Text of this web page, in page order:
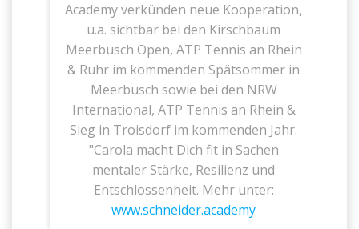
Academy verkünden neue Kooperation,
u.a. sichtbar bei den Kirschbaum
Meerbusch Open, ATP Tennis an Rhein
& Ruhr im kommenden Spätsommer in
Meerbusch sowie bei den NRW
International, ATP Tennis an Rhein &
Sieg in Troisdorf im kommenden Jahr.
"Carola macht Dich fit in Sachen
mentaler Stärke, Resilienz und
Entschlossenheit. Mehr unter:
www.schneider.academy